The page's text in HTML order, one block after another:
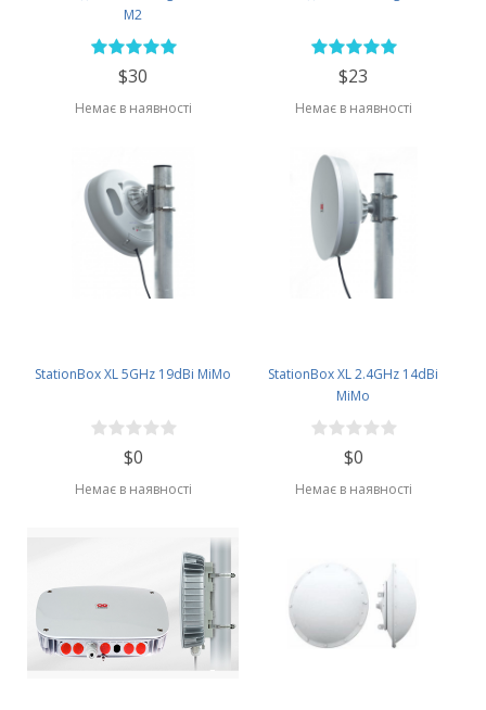
M2
$30
Немає в наявності
$23
Немає в наявності
StationBox XL 5GHz 19dBi MiMo
$0
Немає в наявності
StationBox XL 2.4GHz 14dBi
MiMo
$0
Немає в наявності